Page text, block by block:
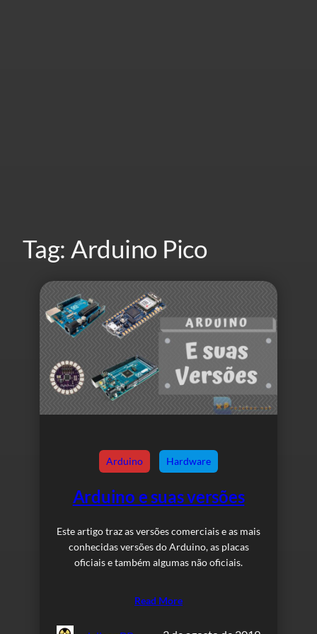
Tag: Arduino Pico
Arduino Hardware
Arduino e suas versões
Este artigo traz as versões comerciais e as mais
conhecidas versões do Arduino, as placas
oficiais e também algumas não oficiais.
Read More